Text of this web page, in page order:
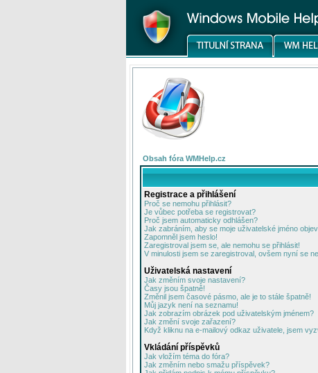
Obsah fóra WMHelp.cz
Registrace a přihlášení
Proč se nemohu přihlásit?
Je vůbec potřeba se registrovat?
Proč jsem automaticky odhlášen?
Jak zabráním, aby se moje uživatelské jméno
Zapomněl jsem heslo!
Zaregistroval jsem se, ale nemohu se přihlásit!
V minulosti jsem se zaregistroval, ovšem nyní se
Uživatelská nastavení
Jak změním svoje nastavení?
Časy jsou špatně!
Změnil jsem časové pásmo, ale je to stále špatně!
Můj jazyk není na seznamu!
Jak zobrazím obrázek pod uživatelským jménem?
Jak změní svoje zařazení?
Když kliknu na e-mailový odkaz uživatele, jsem
Vkládání příspěvků
Jak vložím téma do fóra?
Jak změním nebo smažu příspěvek?